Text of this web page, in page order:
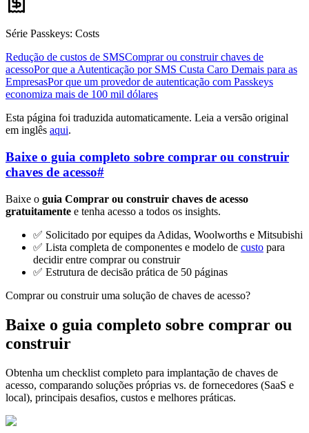
Série Passkeys: Costs
Redução de custos de SMSComprar ou construir chaves de
acessoPor que a Autenticação por SMS Custa Caro Demais para as
EmpresasPor que um provedor de autenticação com Passkeys
economiza mais de 100 mil dólares
Esta página foi traduzida automaticamente. Leia a versão original
em inglês aqui.
Baixe o guia completo sobre comprar ou construir
chaves de acesso#
Baixe o guia Comprar ou construir chaves de acesso
gratuitamente e tenha acesso a todos os insights.
✅ Solicitado por equipes da Adidas, Woolworths e Mitsubishi
✅ Lista completa de componentes e modelo de custo para
decidir entre comprar ou construir
✅ Estrutura de decisão prática de 50 páginas
Comprar ou construir uma solução de chaves de acesso?
Baixe o guia completo sobre comprar ou
construir
Obtenha um checklist completo para implantação de chaves de
acesso, comparando soluções próprias vs. de fornecedores (SaaS e
local), principais desafios, custos e melhores práticas.